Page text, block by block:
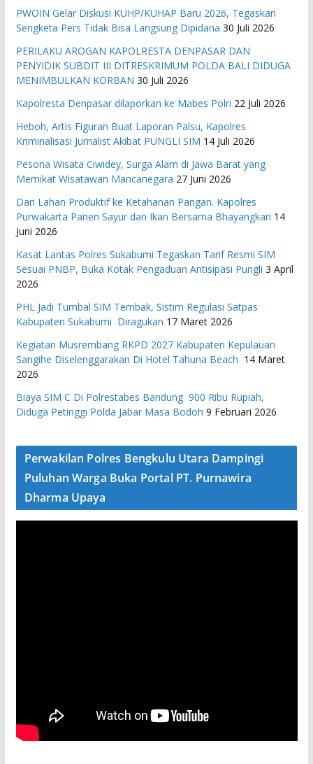
PWOIN Gelar Diskusi KUHP/KUHAP Baru 2026, Tegaskan
Sengketa Pers Tidak Bisa Langsung Dipidana 30 Juli 2026
PERILAKU AROGAN KAPOLRESTA DENPASAR DAN
PENYIDIK SUBDIT III DITRESKRIMUM POLDA BALI DIDUGA
MENIMBULKAN KORBAN 30 Juli 2026
Kapolresta Denpasar dilaporkan ke Mabes Polri 22 Juli 2026
Heboh, Artis Figuran Buat Laporan Palsu, Kapolres
Kriminalisasi Jurnalist Akibat PUNGLI SIM 14 Juli 2026
Pesona Wisata Ciwidey, Surga Alam di Jawa Barat yang
Memikat Wisatawan Mancanegara 27 Juni 2026
Dari Lahan Produktif ke Ketahanan Pangan. Kapolres
Purwakarta Panen Sayur dan Ikan Bersama Bhayangkari 14
Juni 2026
Kasat Lantas Polres Sukabumi Tegaskan Tarif Resmi SIM
Sesuai PNBP, Buka Kotak Pengaduan Antisipasi Pungli 3 April
2026
PHL Jadi Tumbal SIM Tembak, Sistim Regulasi Satpas
Kabupaten Sukabumi Diragukan 17 Maret 2026
Kegiatan Musrembang RKPD 2027 ​Kabupaten Kepulauan
Sangihe Diselenggarakan Di Hotel Tahuna Beach 14 Maret
2026
Biaya SIM C Di Polrestabes Bandung 900 Ribu Rupiah,
Diduga Petinggi Polda Jabar Masa Bodoh 9 Februari 2026
Perwakilan Polres Bengkulu Utara Dampingi
Puluhan Warga Buka Portal PT. Purnawira
Dharma Upaya